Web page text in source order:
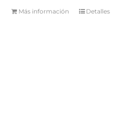
Más información Detalles